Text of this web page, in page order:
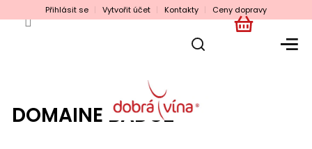
na
Přihlásit se Vytvořit účet Kontakty Ceny dopravy
NÁKUPNÍ
DOMAINE BADOZ